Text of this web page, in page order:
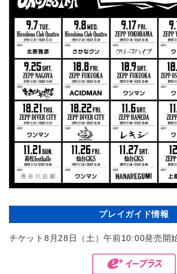
プレイガイド情報
チケット8月28日（土）午前10:00発売開